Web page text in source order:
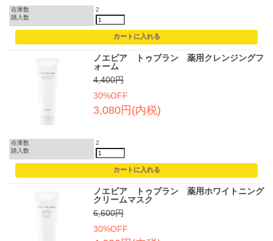
在庫数
2
購入数
ノエビア トゥブラン 薬用クレンジングフ
ォーム
4,400円
30%OFF
3,080円(内税)
在庫数
2
購入数
ノエビア トゥブラン 薬用ホワイトニング
クリームマスク
6,600円
30%OFF